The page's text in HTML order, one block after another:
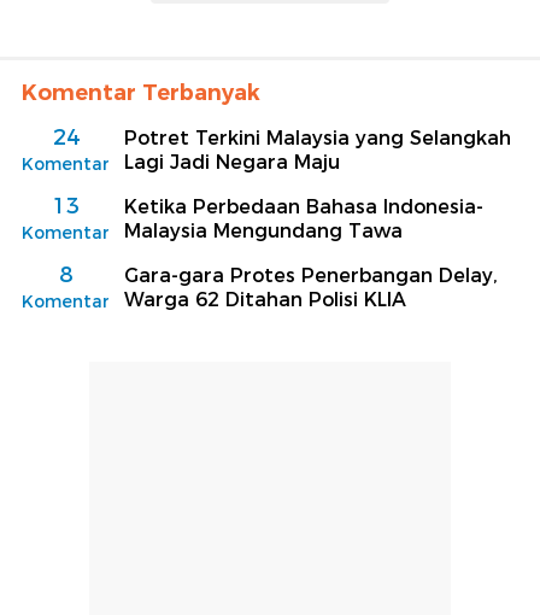
Komentar Terbanyak
24
Komentar
Potret Terkini Malaysia yang Selangkah
Lagi Jadi Negara Maju
13
Komentar
Ketika Perbedaan Bahasa Indonesia-
Malaysia Mengundang Tawa
8
Komentar
Gara-gara Protes Penerbangan Delay,
Warga 62 Ditahan Polisi KLIA